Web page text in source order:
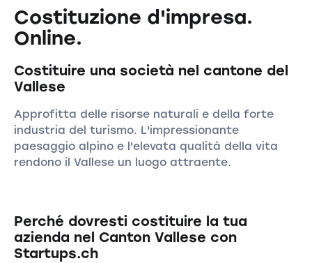
Costituzione d'impresa.
Online.
Costituire una società nel cantone del
Vallese
Approfitta delle risorse naturali e della forte
industria del turismo. L'impressionante
paesaggio alpino e l'elevata qualità della vita
rendono il Vallese un luogo attraente.
Perché dovresti costituire la tua
azienda nel Canton Vallese con
Startups.ch